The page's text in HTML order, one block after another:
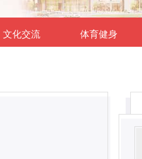
文化交流 体育健身